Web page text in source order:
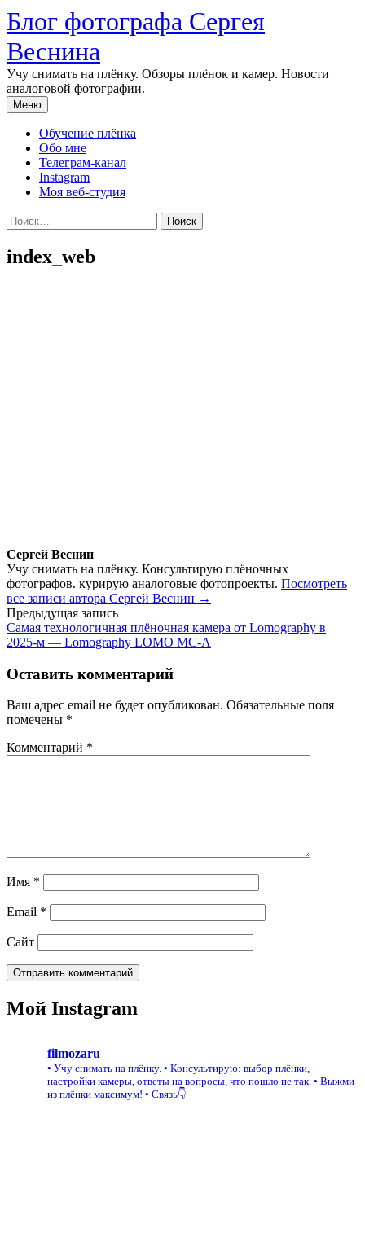
Перейти
к
содержимому
Блог фотографа Сергея
Веснина
Учу снимать на плёнку. Обзоры плёнок и камер. Новости
аналоговой фотографии.
Меню
Обучение плёнка
Обо мне
Телеграм-канал
Instagram
Моя веб-студия
Найти:
index_web
Сергей Веснин
Учу снимать на плёнку. Консультирую плёночных
фотографов. курирую аналоговые фотопроекты. Посмотреть
все записи автора Сергей Веснин →
Навигация
по
Предыдущая запись
Самая технологичная плёночная камера от Lomography в
2025-м — Lomography LOMO MC-A
Оставить комментарий
Ваш адрес email не будет опубликован. Обязательные поля
помечены *
Комментарий *
Имя *
Email *
Сайт
Мой Instagram
filmozaru
• Учу снимать на плёнку. • Консультирую: выбор плёнки,
настройки камеры, ответы на вопросы, что пошло не так. • Выжми
из плёнки максимум! • Связь👇